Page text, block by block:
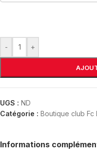
- +
UGS : ND
Catégorie : Boutique club Fc
Informations